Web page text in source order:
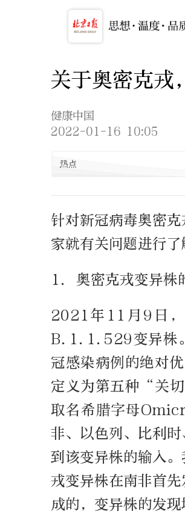
关于奥密克戎
健康中国
2022-01-16 10:05
热点
针对新冠病毒奥密
家就有关问题进行了
1. 奥密克戎变异株
2021年11月9日
B.1.1.529变异株
冠感染病例的绝对
定义为第五种“关
取名希腊字母
非、以色列、比利
到该变异株的输入
戎变异株在南非首
成的，变异株的发现